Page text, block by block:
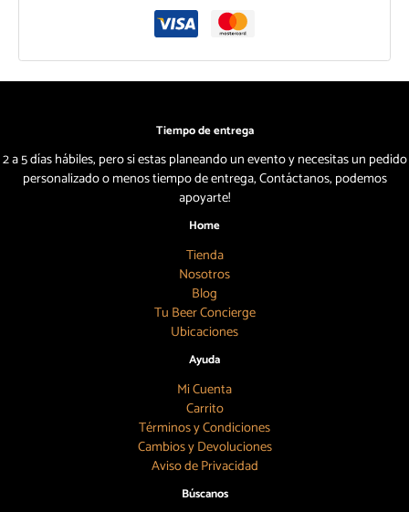
Tiempo de entrega
2 a 5 días hábiles, pero si estas planeando un evento y necesitas un pedido
personalizado o menos tiempo de entrega, Contáctanos, podemos
apoyarte!
Home
Tienda
Nosotros
Blog
Tu Beer Concierge
Ubicaciones
Ayuda
Mi Cuenta
Carrito
Términos y Condiciones
Cambios y Devoluciones
Aviso de Privacidad
Búscanos